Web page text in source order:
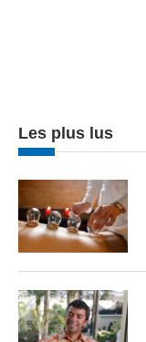
Les plus lus